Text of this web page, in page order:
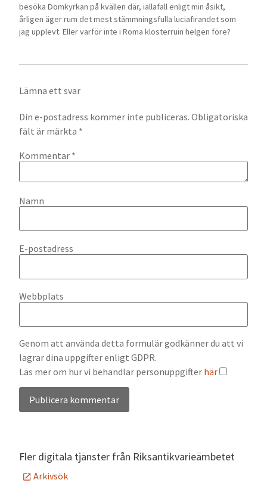
besöka Domkyrkan på kvällen där, iallafall enligt min åsikt,
årligen äger rum det mest stämmningsfulla luciafirandet som
jag upplevt. Eller varför inte i Roma klosterruin helgen före?
Lämna ett svar
Din e-postadress kommer inte publiceras. Obligatoriska
fält är märkta *
Kommentar *
Namn
E-postadress
Webbplats
Genom att använda detta formulär godkänner du att vi
lagrar dina uppgifter enligt GDPR.
Läs mer om hur vi behandlar personuppgifter här
Fler digitala tjänster från Riksantikvarieämbetet
Arkivsök